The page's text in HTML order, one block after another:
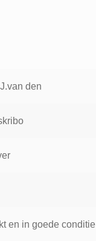
den
en in goede conditie